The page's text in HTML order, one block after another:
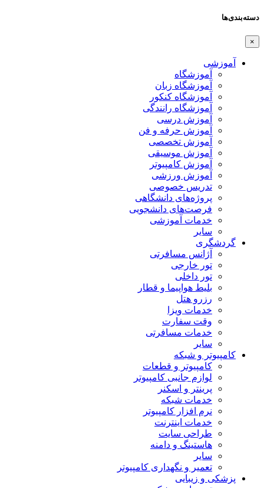
دسته‌بندی‌ها
×
آموزشی
آموزشگاه
آموزشگاه زبان
آموزشگاه کنکور
آموزشگاه رانندگی
آموزش درسی
آموزش حرفه و فن
آموزش تخصصی
آموزش موسیقی
آموزش کامپیوتر
آموزش ورزشی
تدریس خصوصی
پروژه‌های دانشگاهی
فرصت‌های دانشجویی
خدمات آموزشی
سایر
گردشگری
آژانس مسافرتی
تور خارجی
تور داخلی
بلیط هواپیما و قطار
رزرو هتل
خدمات ویزا
وقت سفارت
خدمات مسافرتی
سایر
کامپیوتر و شبکه
کامپیوتر و قطعات
لوازم جانبی کامپیوتر
پرینتر و اسکنر
خدمات شبکه
نرم افزار کامپیوتر
خدمات اینترنت
طراحی سایت
هاستینگ و دامنه
سایر
تعمیر و نگهداری کامپیوتر
پزشکی و زیبایی